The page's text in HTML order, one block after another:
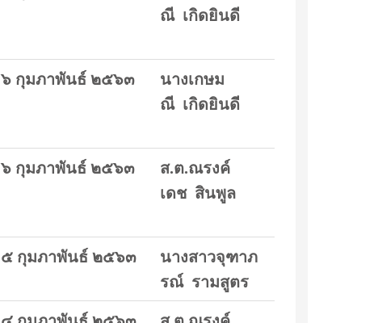
ณี เกิดยินดี
๖ กุมภาพันธ์ ๒๕๖๓
นางเกษม
ณี เกิดยินดี
๖ กุมภาพันธ์ ๒๕๖๓
ส.ต.ณรงค์
เดช สินพูล
๕ กุมภาพันธ์ ๒๕๖๓
นางสาวจุฑาภ
รณ์ รามสูตร